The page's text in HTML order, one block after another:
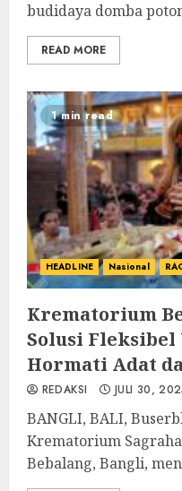
budidaya domba
READ MORE
1 min read
HEADLINE Nasional
Krematorium
Solusi Fleksibel
Hormati Adat
REDAKSI JULI 30,
‎BANGLI, BALI,
Krematorium
Bebalang, Bangli,